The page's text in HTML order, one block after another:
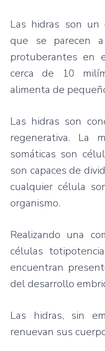
Las hidras son un
que se parecen
protuberantes en
cerca de 10
alimenta de
Las hidras son
regenerativa. La
somáticas son
son capaces de
cualquier célula
organismo.
Realizando una
células
encuentran
del desarrollo
Las hidras, sin
renuevan sus